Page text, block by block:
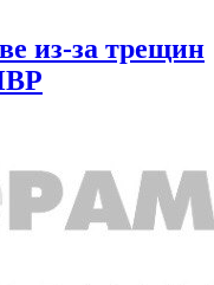
из-за трещин